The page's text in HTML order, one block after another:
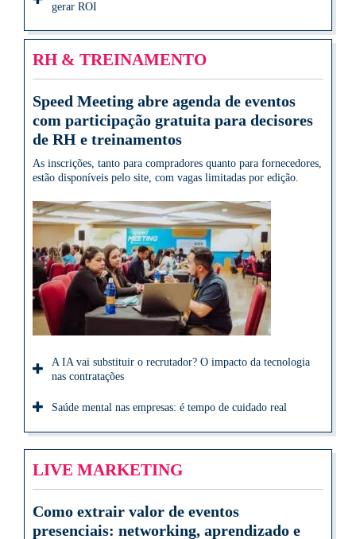
gerar ROI
RH & TREINAMENTO
Speed Meeting abre agenda de eventos
com participação gratuita para decisores
de RH e treinamentos
As inscrições, tanto para compradores quanto para fornecedores,
estão disponíveis pelo site, com vagas limitadas por edição.
A IA vai substituir o recrutador? O impacto da tecnologia
nas contratações
Saúde mental nas empresas: é tempo de cuidado real
LIVE MARKETING
Como extrair valor de eventos
presenciais: networking, aprendizado e